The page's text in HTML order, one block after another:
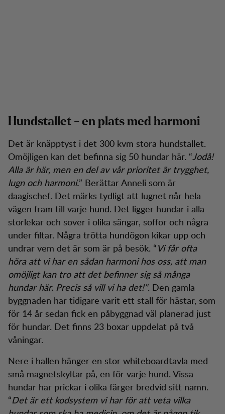
Hundstallet - en plats med harmoni
Det är knäpptyst i det 300 kvm stora hundstallet.
Omöjligen kan det befinna sig 50 hundar här. “Jodå!
Alla är här, men en del av vår prioritet är trygghet,
lugn och harmoni.” Berättar Anneli som är
daagischef. Det märks tydligt att lugnet når hela
vägen fram till varje hund. Det ligger hundar i alla
storlekar och sover i olika sängar, soffor och några
under filtar. Några trötta hundögon kikar upp och
undrar vem det är som är på besök. “Vi får ofta
höra att vi har en sådan harmoni hos oss, att man
omöjligt kan tro att det befinner sig så många
hundar här. Precis så vill vi ha det!”. Den gamla
byggnaden har tidigare varit ett stall för hästar, som
för 14 år sedan fick en påbyggnad väl planerad just
för hundar. Det finns 23 boxar uppdelat på två
våningar.
Nere i hallen hänger en stor whiteboardtavla med
små magnetskyltar på, en för varje hund. Vissa
hundar har prickar i olika färger bredvid sitt namn.
“Det är ett kodsystem vi har för att veta vilka